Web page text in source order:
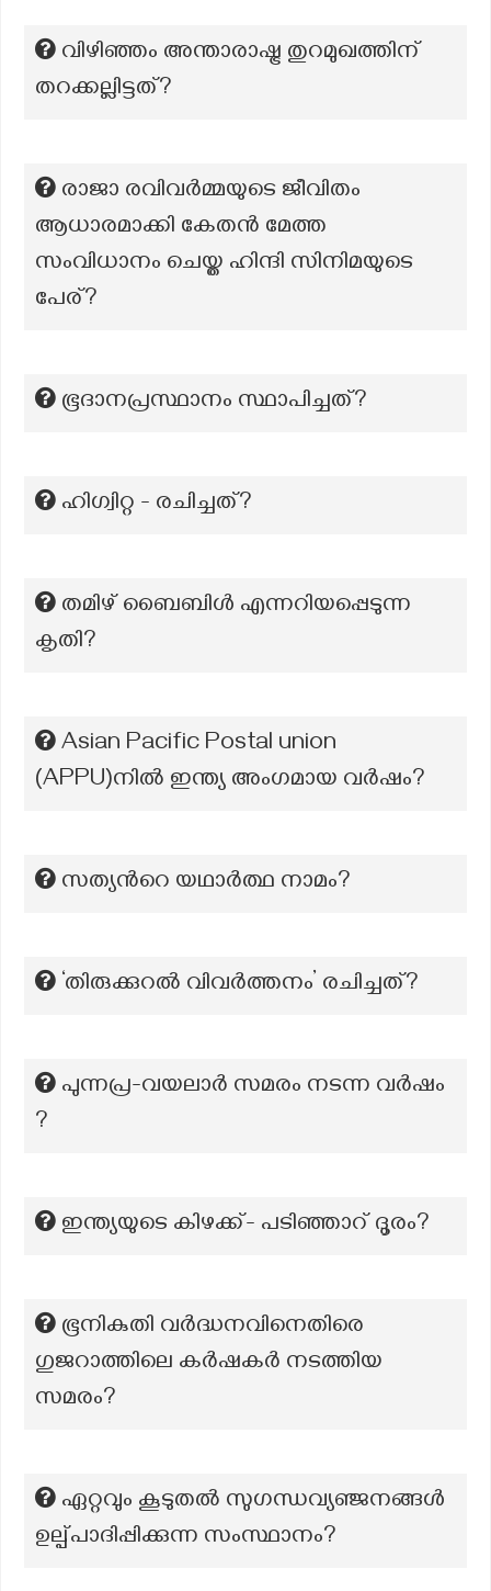
വിഴിഞ്ഞം അന്താരാഷ്ട്ര തുറമുഖത്തിന്
തറക്കല്ലിട്ടത്?
രാജാ രവിവർമ്മയുടെ ജീവിതം
ആധാരമാക്കി കേതൻ മേത്ത
സംവിധാനം ചെയ്ത ഹിന്ദി സിനിമയുടെ
പേര്?
ഭൂദാനപ്രസ്ഥാനം സ്ഥാപിച്ചത്?
ഹിഗ്വിറ്റ - രചിച്ചത്?
തമിഴ് ബൈബിൾ എന്നറിയപ്പെടുന്ന
കൃതി?
Asian Pacific Postal union
(APPU)നിൽ ഇന്ത്യ അംഗമായ വർഷം?
സത്യന്‍റെ യഥാർത്ഥ നാമം?
‘തിരുക്കുറൽ വിവർത്തനം’ രചിച്ചത്?
പുന്നപ്ര-വയലാർ സമരം നടന്ന വർഷം
?
ഇന്ത്യയുടെ കിഴക്ക്- പടിഞ്ഞാറ് ദൂരം?
ഭൂനികുതി വർദ്ധനവിനെതിരെ
ഗുജറാത്തിലെ കർഷകർ നടത്തിയ
സമരം?
ഏറ്റവും കൂടുതല്‍ സുഗന്ധവ്യഞ്ജനങ്ങൾ
ഉല്പ്പാദിപ്പിക്കുന്ന സംസ്ഥാനം?